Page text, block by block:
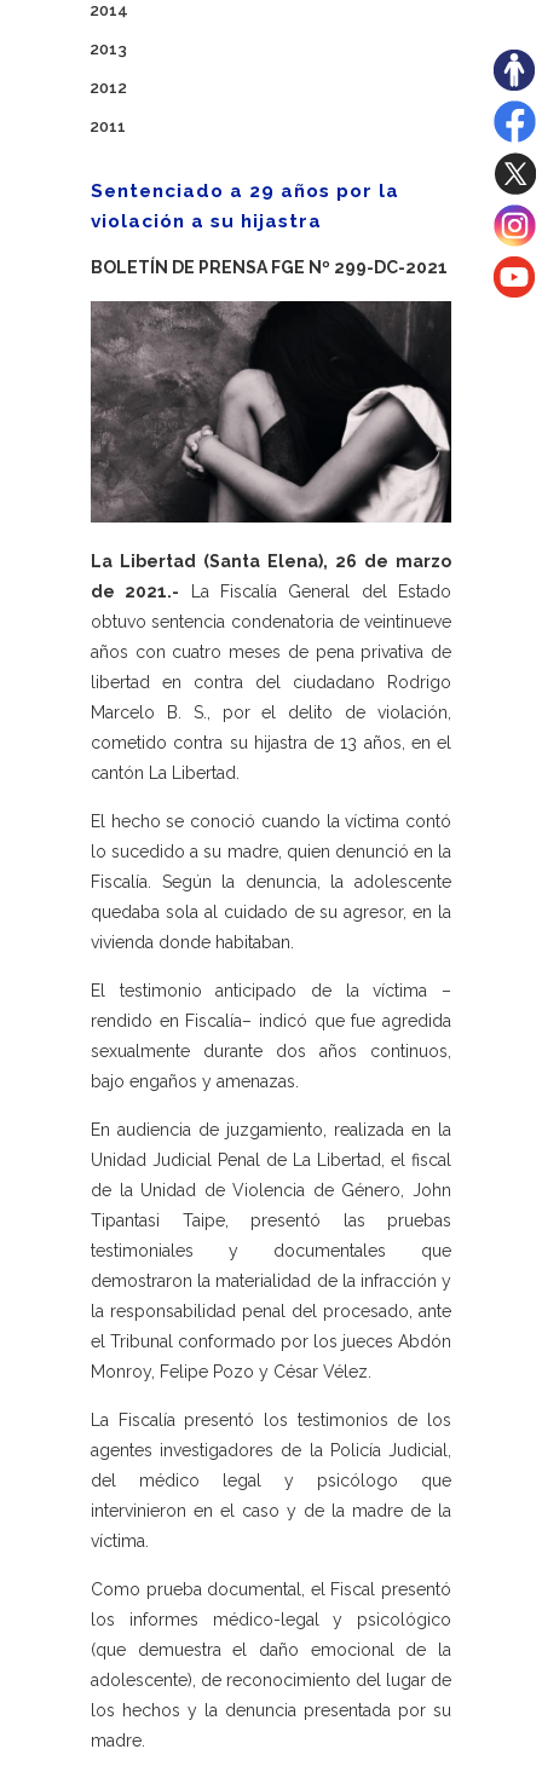
2014
2013
2012
2011
Sentenciado a 29 años por la
violación a su hijastra
BOLETÍN DE PRENSA FGE Nº 299-DC-2021
La Libertad (Santa Elena), 26 de marzo
de 2021.- La Fiscalía General del Estado
obtuvo sentencia condenatoria de veintinueve
años con cuatro meses de pena privativa de
libertad en contra del ciudadano Rodrigo
Marcelo B. S., por el delito de violación,
cometido contra su hijastra de 13 años, en el
cantón La Libertad.
El hecho se conoció cuando la víctima contó
lo sucedido a su madre, quien denunció en la
Fiscalía. Según la denuncia, la adolescente
quedaba sola al cuidado de su agresor, en la
vivienda donde habitaban.
El testimonio anticipado de la víctima –
rendido en Fiscalía– indicó que fue agredida
sexualmente durante dos años continuos,
bajo engaños y amenazas.
En audiencia de juzgamiento, realizada en la
Unidad Judicial Penal de La Libertad, el fiscal
de la Unidad de Violencia de Género, John
Tipantasi Taipe, presentó las pruebas
testimoniales y documentales que
demostraron la materialidad de la infracción y
la responsabilidad penal del procesado, ante
el Tribunal conformado por los jueces Abdón
Monroy, Felipe Pozo y César Vélez.
La Fiscalía presentó los testimonios de los
agentes investigadores de la Policía Judicial,
del médico legal y psicólogo que
intervinieron en el caso y de la madre de la
víctima.
Como prueba documental, el Fiscal presentó
los informes médico-legal y psicológico
(que demuestra el daño emocional de la
adolescente), de reconocimiento del lugar de
los hechos y la denuncia presentada por su
madre.